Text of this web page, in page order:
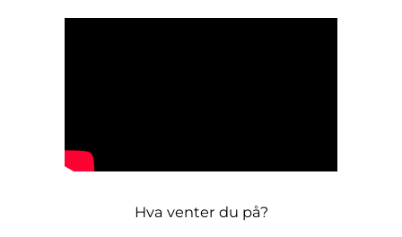
Hva venter du på?